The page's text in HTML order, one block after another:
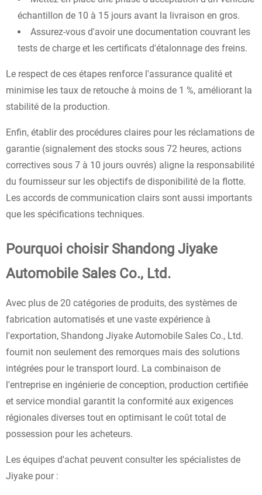
échantillon de 10 à 15 jours avant la livraison en gros.
Assurez-vous d'avoir une documentation couvrant les
tests de charge et les certificats d'étalonnage des freins.
Le respect de ces étapes renforce l'assurance qualité et
minimise les taux de retouche à moins de 1 %, améliorant la
stabilité de la production.
Enfin, établir des procédures claires pour les réclamations de
garantie (signalement des stocks sous 72 heures, actions
correctives sous 7 à 10 jours ouvrés) aligne la responsabilité
du fournisseur sur les objectifs de disponibilité de la flotte.
Les accords de communication clairs sont aussi importants
que les spécifications techniques.
Pourquoi choisir Shandong Jiyake
Automobile Sales Co., Ltd.
Avec plus de 20 catégories de produits, des systèmes de
fabrication automatisés et une vaste expérience à
l'exportation, Shandong Jiyake Automobile Sales Co., Ltd.
fournit non seulement des remorques mais des solutions
intégrées pour le transport lourd. La combinaison de
l'entreprise en ingénierie de conception, production certifiée
et service mondial garantit la conformité aux exigences
régionales diverses tout en optimisant le coût total de
possession pour les acheteurs.
Les équipes d'achat peuvent consulter les spécialistes de
Jiyake pour :